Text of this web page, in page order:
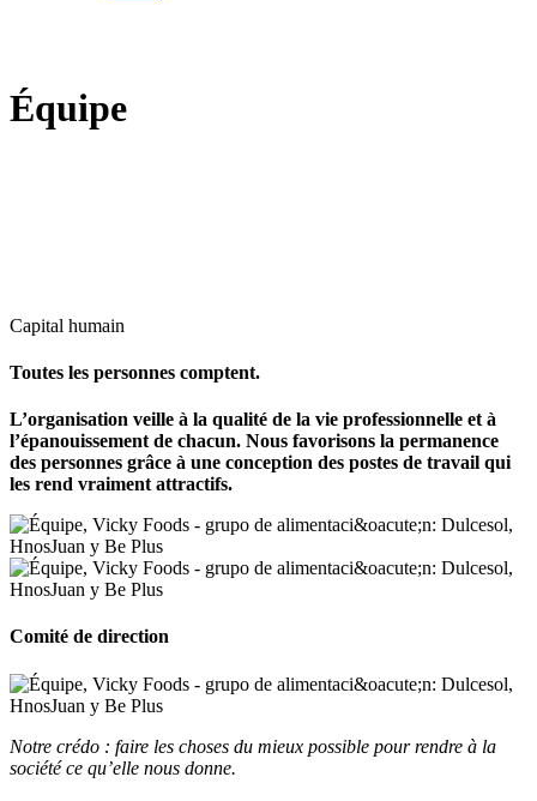
Équipe
Capital humain
Toutes les personnes comptent.
L’organisation veille à la qualité de la vie professionnelle et à
l’épanouissement de chacun. Nous favorisons la permanence
des personnes grâce à une conception des postes de travail qui
les rend vraiment attractifs.
Comité de direction
Notre crédo : faire les choses du mieux possible pour rendre à la
société ce qu’elle nous donne.